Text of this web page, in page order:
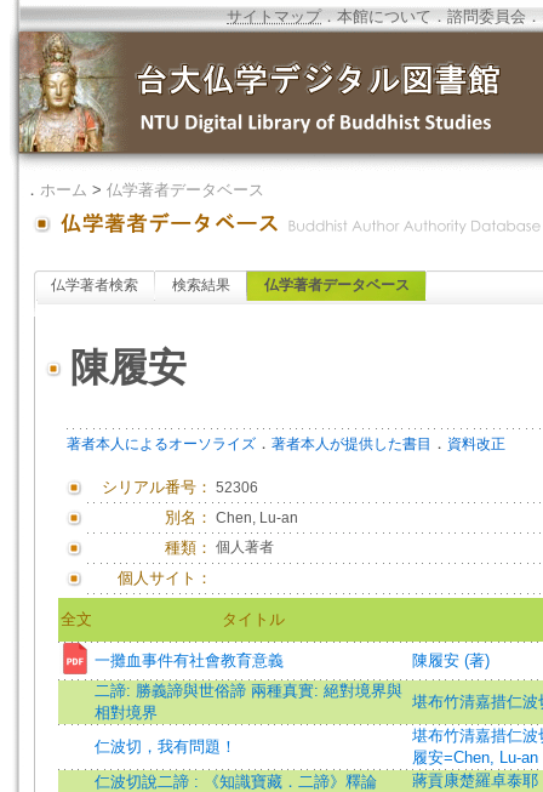
サイトマップ．本館について ．諮問委員会 ．
． ホーム > 仏学著者データベース
仏学著者検索 検索結果 仏学著者データベース
陳履安
著者本人によるオーソライズ ． 著者本人が提供した書目 ． 資料改正
シリアル番号： 52306
別名： Chen, Lu-an
種類： 個人著者
個人サイト：
全文 タイトル
一攤血事件有社會教育意義
陳履安 (著)
二諦: 勝義諦與世俗諦 兩種真實: 絕對境界與
相對境界
堪布竹清嘉措仁波
仁波切，我有問題！
堪布竹清嘉措仁
履安=Chen, Lu-an
仁波切說二諦 : 《知識寶藏．二諦》釋論
蔣貢康楚羅卓泰耶